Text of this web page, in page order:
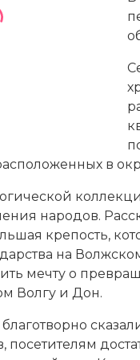
в
народов.
крепость,
на
мечту о
Волгу и Дон.
посетителям